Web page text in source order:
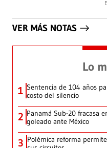
VER MÁS NOTAS
Lo
1 Sentencia de 104 años
costo del silencio
2 Panamá Sub-20 fracasa
goleado ante México
3 Polémica reforma